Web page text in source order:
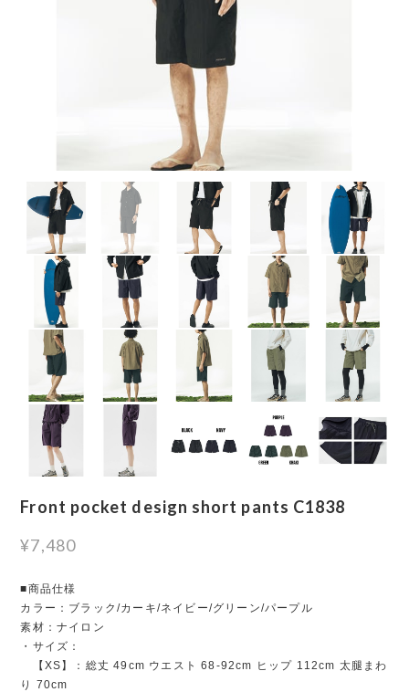
Front pocket design short pants C1838
¥7,480
■商品仕様
カラー：ブラック/カーキ/ネイビー/グリーン/パープル
素材：ナイロン
・サイズ：
【XS】：総丈 49cm ウエスト 68-92cm ヒップ 112cm 太腿まわ
り 70cm